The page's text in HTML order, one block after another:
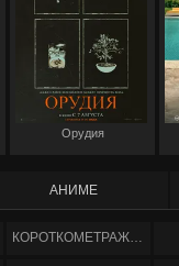
Орудия
АНИМЕ
КОРОТКОМЕТРАЖНЫЕ